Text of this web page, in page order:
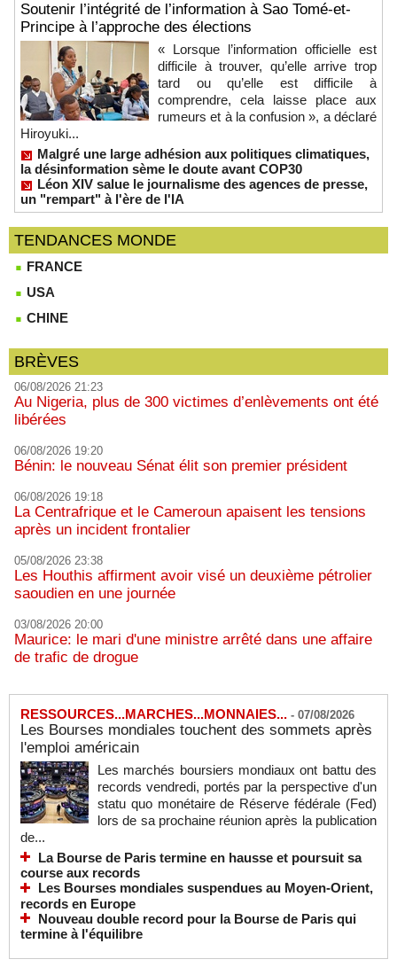
Soutenir l’intégrité de l’information à Sao Tomé-et-
Principe à l’approche des élections
« Lorsque l’information officielle est
difficile à trouver, qu’elle arrive trop
tard ou qu’elle est difficile à
comprendre, cela laisse place aux
rumeurs et à la confusion », a déclaré
Hiroyuki...
Malgré une large adhésion aux politiques climatiques,
la désinformation sème le doute avant COP30
Léon XIV salue le journalisme des agences de presse,
un "rempart" à l'ère de l'IA
TENDANCES MONDE
FRANCE
USA
CHINE
BRÈVES
06/08/2026 21:23
Au Nigeria, plus de 300 victimes d’enlèvements ont été
libérées
06/08/2026 19:20
Bénin: le nouveau Sénat élit son premier président
06/08/2026 19:18
La Centrafrique et le Cameroun apaisent les tensions
après un incident frontalier
05/08/2026 23:38
Les Houthis affirment avoir visé un deuxième pétrolier
saoudien en une journée
03/08/2026 20:00
Maurice: le mari d'une ministre arrêté dans une affaire
de trafic de drogue
RESSOURCES...MARCHES...MONNAIES... - 07/08/2026
Les Bourses mondiales touchent des sommets après
l'emploi américain
Les marchés boursiers mondiaux ont battu des
records vendredi, portés par la perspective d'un
statu quo monétaire de Réserve fédérale (Fed)
lors de sa prochaine réunion après la publication
de...
La Bourse de Paris termine en hausse et poursuit sa
course aux records
Les Bourses mondiales suspendues au Moyen-Orient,
records en Europe
Nouveau double record pour la Bourse de Paris qui
termine à l'équilibre